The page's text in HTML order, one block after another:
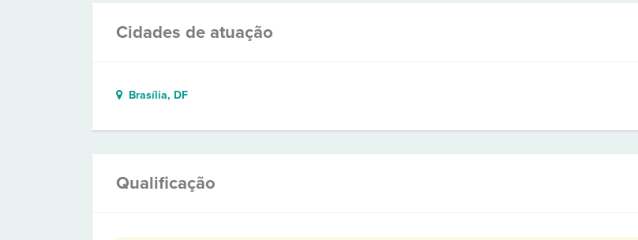
Cidades de atuação
Brasília, DF
Qualificação